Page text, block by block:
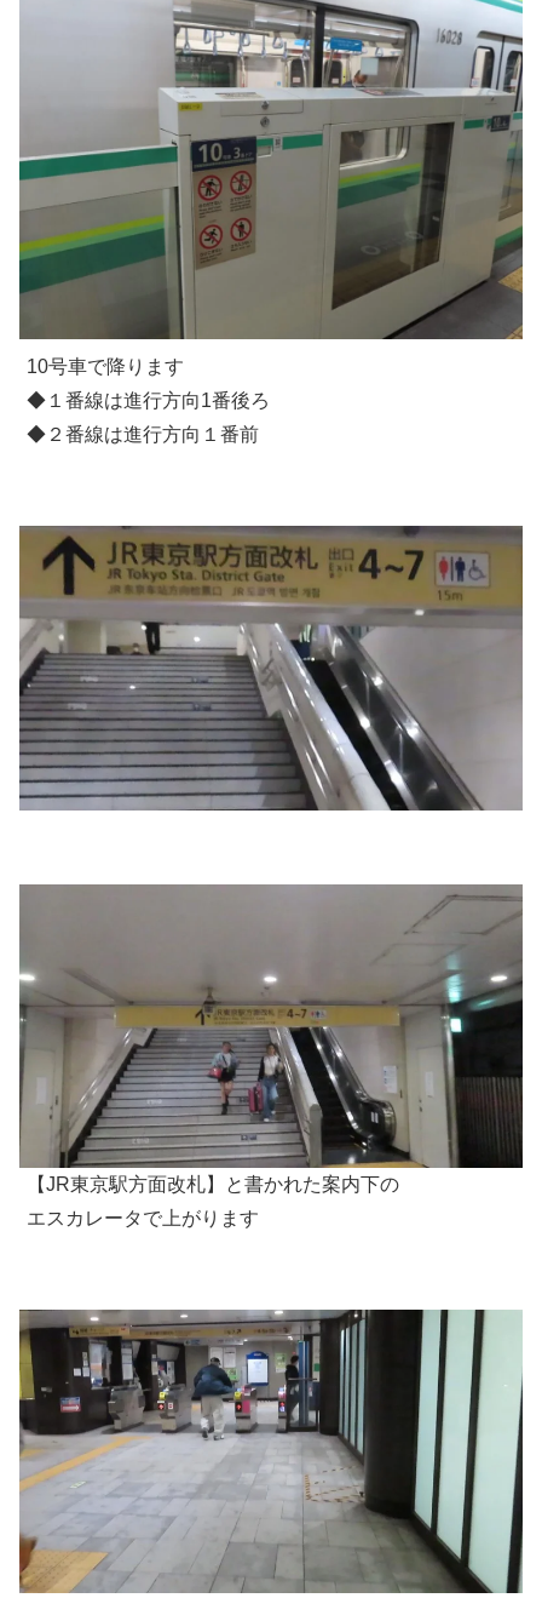
10号車で降ります
◆１番線は進行方向1番後ろ
◆２番線は進行方向１番前
【JR東京駅方面改札】と書かれた案内下の
エスカレータで上がります